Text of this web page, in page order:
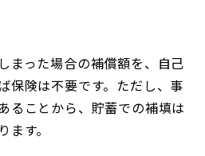
まった場合の補償額を、自己
保険は不要です。ただし、事
ることから、貯蓄での補填は
す。